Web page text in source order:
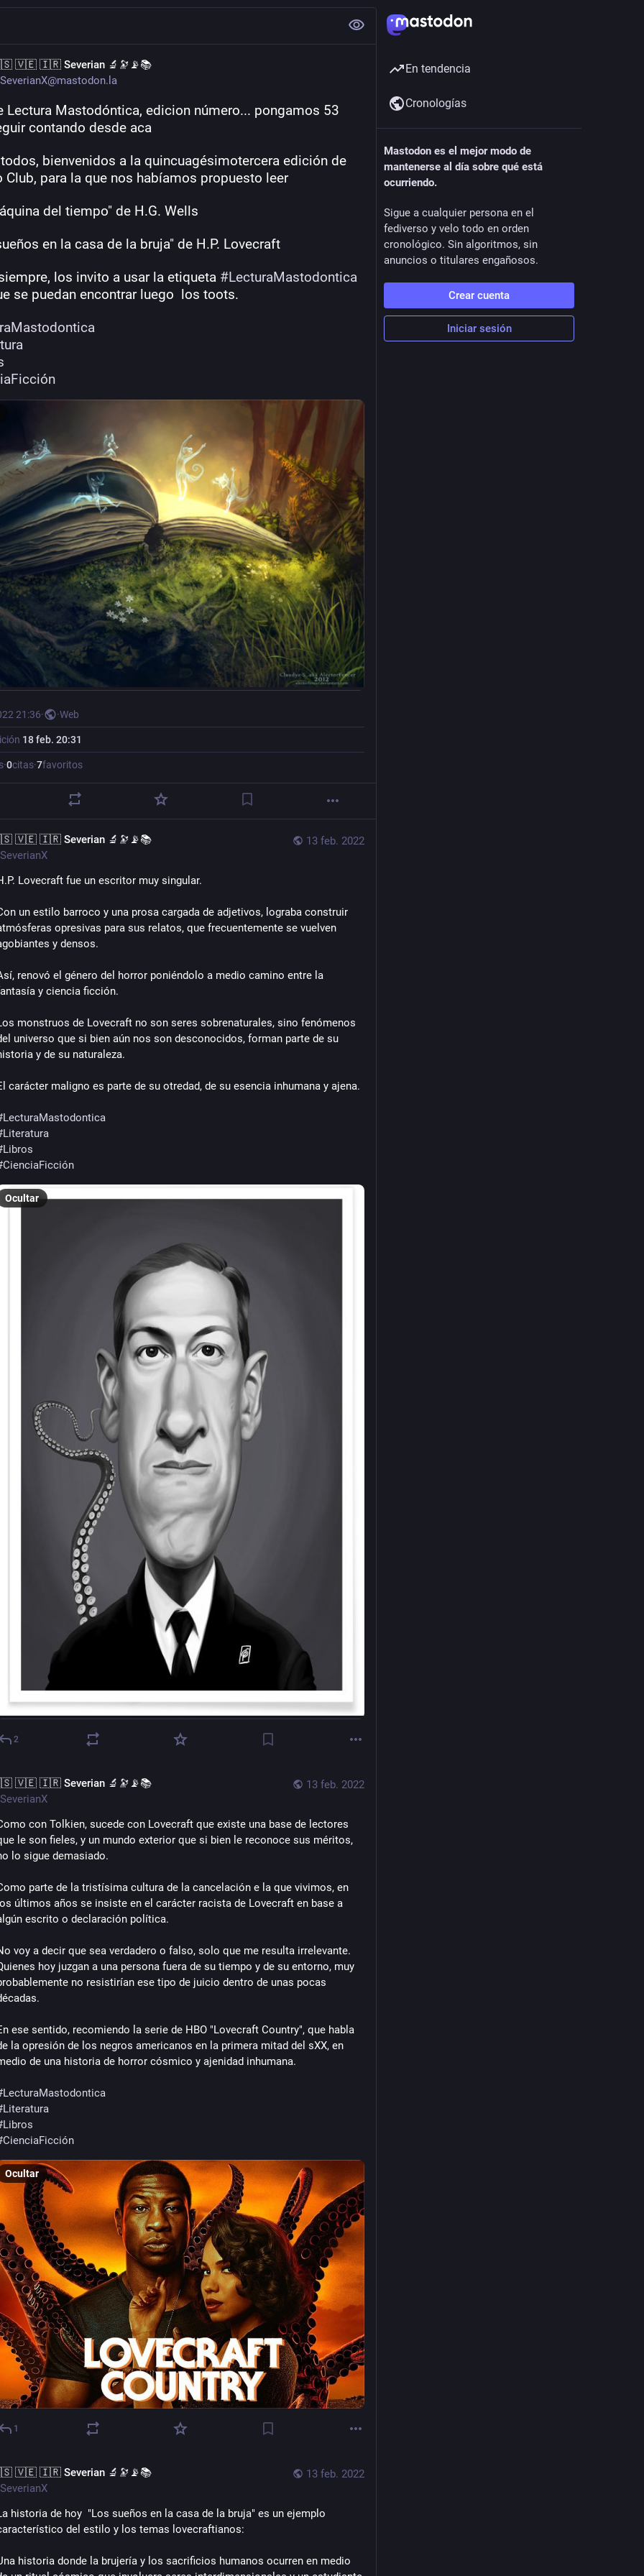
🇻🇪 🇮🇷 Severian 🔬🔭📡📚
Lectura Mastodóntica, edicion número... pongamos 53
contando desde aca
bienvenidos a la quincuagésimotercera edición de
Club, para la que nos habíamos propuesto leer
del tiempo" de H.G. Wells
en la casa de la bruja" de H.P. Lovecraft
los invito a usar la etiqueta #LecturaMastodontica
se puedan encontrar luego  los toots.
21:36· ·Web
18 feb. 20:31
·0citas·7favoritos
13 feb. 2022
🇻🇪 🇮🇷 Severian 🔬🔭📡📚
Lovecraft fue un escritor muy singular.
un estilo barroco y una prosa cargada de adjetivos, lograba construir
opresivas para sus relatos, que frecuentemente se vuelven
y densos.
renovó el género del horror poniéndolo a medio camino entre la
y ciencia ficción.
monstruos de Lovecraft no son seres sobrenaturales, sino fenómenos
universo que si bien aún nos son desconocidos, forman parte de su
y de su naturaleza.
carácter maligno es parte de su otredad, de su esencia inhumana y ajena.
LecturaMastodontica
Literatura
Libros
CienciaFicción
Ocultar
2
13 feb. 2022
🇻🇪 🇮🇷 Severian 🔬🔭📡📚
con Tolkien, sucede con Lovecraft que existe una base de lectores
le son fieles, y un mundo exterior que si bien le reconoce sus méritos,
lo sigue demasiado.
parte de la tristísima cultura de la cancelación e la que vivimos, en
últimos años se insiste en el carácter racista de Lovecraft en base a
escrito o declaración política.
voy a decir que sea verdadero o falso, solo que me resulta irrelevante.
hoy juzgan a una persona fuera de su tiempo y de su entorno, muy
no resistirían ese tipo de juicio dentro de unas pocas
ese sentido, recomiendo la serie de HBO "Lovecraft Country", que habla
la opresión de los negros americanos en la primera mitad del sXX, en
de una historia de horror cósmico y ajenidad inhumana.
LecturaMastodontica
Literatura
Libros
CienciaFicción
Ocultar
1
13 feb. 2022
🇻🇪 🇮🇷 Severian 🔬🔭📡📚
historia de hoy  "Los sueños en la casa de la bruja" es un ejemplo
del estilo y los temas lovecraftianos:
historia donde la brujería y los sacrificios humanos ocurren en medio
En tendencia
Cronologías
Mastodon es el mejor modo de
mantenerse al día sobre qué está
ocurriendo.
Sigue a cualquier persona en el
fediverso y velo todo en orden
cronológico. Sin algoritmos, sin
anuncios o titulares engañosos.
Crear cuenta
Iniciar sesión